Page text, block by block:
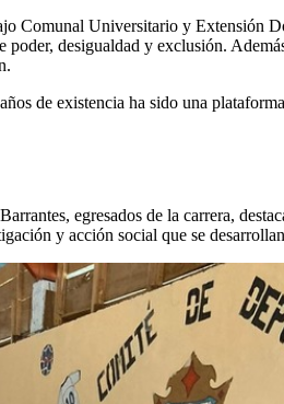
Comunal Universitario y Extensión
desigualdad y exclusión.
de existencia ha sido una
egresados de la carrera,
y acción social que se